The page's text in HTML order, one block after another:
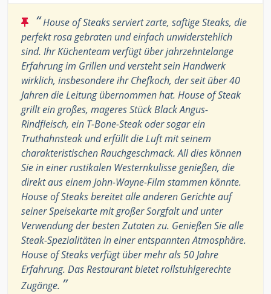
“House of Steaks serviert zarte, saftige Steaks, die
perfekt rosa gebraten und einfach unwiderstehlich
sind. Ihr Küchenteam verfügt über jahrzehntelange
Erfahrung im Grillen und versteht sein Handwerk
wirklich, insbesondere ihr Chefkoch, der seit über 40
Jahren die Leitung übernommen hat. House of Steak
grillt ein großes, mageres Stück Black Angus-
Rindfleisch, ein T-Bone-Steak oder sogar ein
Truthahnsteak und erfüllt die Luft mit seinem
charakteristischen Rauchgeschmack. All dies können
Sie in einer rustikalen Westernkulisse genießen, die
direkt aus einem John-Wayne-Film stammen könnte.
House of Steaks bereitet alle anderen Gerichte auf
seiner Speisekarte mit großer Sorgfalt und unter
Verwendung der besten Zutaten zu. Genießen Sie alle
Steak-Spezialitäten in einer entspannten Atmosphäre.
House of Steaks verfügt über mehr als 50 Jahre
Erfahrung. Das Restaurant bietet rollstuhlgerechte
Zugänge. ”